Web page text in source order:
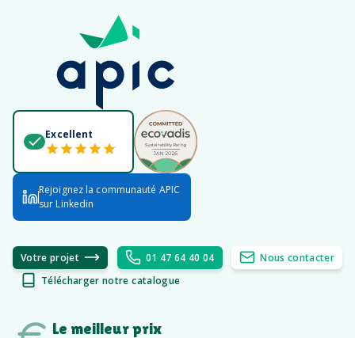
Excellent
Rejoignez la communauté APIC
sur Linkedin
Votre projet 01 47 64 40 04
Nous contacter
Télécharger notre catalogue
Le meilleur prix